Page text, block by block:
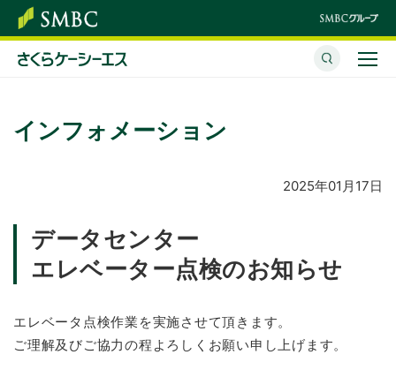
インフォメーション
2025年01月17日
データセンター
エレベーター点検のお知らせ
エレベータ点検作業を実施させて頂きます。
ご理解及びご協力の程よろしくお願い申し上げます。
サービス・ソリューション
株主・投資家情報
サステナビリティ
採用情報